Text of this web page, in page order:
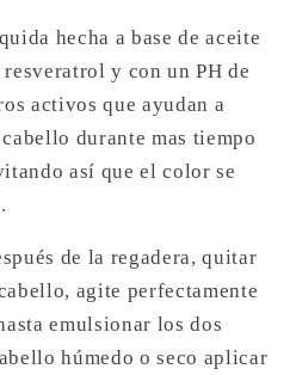
hecha a base de aceite
y con un PH de
activos que ayudan a
durante mas tiempo
así que el color se
de la regadera, quitar
agite perfectamente
emulsionar los dos
húmedo o seco aplicar